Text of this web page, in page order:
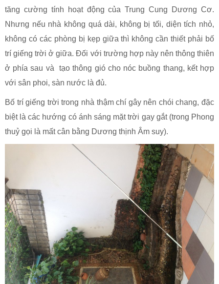
tăng cường tính hoạt động của Trung Cung Dương Cơ.
Nhưng nếu nhà không quá dài, không bị tối, diện tích nhỏ,
không có các phòng bị kẹp giữa thì không cần thiết phải bố
trí giếng trời ở giữa. Đối với trường hợp này nên thông thiên
ở phía sau và tạo thông gió cho nóc buồng thang, kết hợp
với sân phoi, sàn nước là đủ.
Bố trí giếng trời trong nhà thậm chí gây nên chói chang, đặc
biệt là các hướng có ánh sáng mặt trời gay gắt (trong Phong
thuỷ gọi là mất cân bằng Dương thịnh Âm suy).